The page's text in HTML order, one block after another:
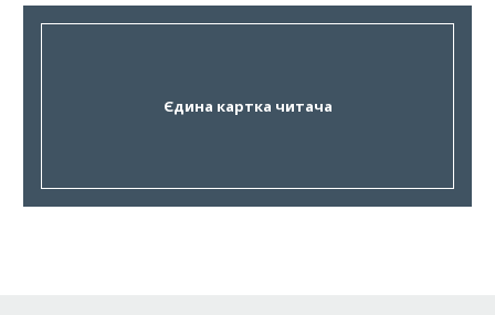
Єдина картка читача